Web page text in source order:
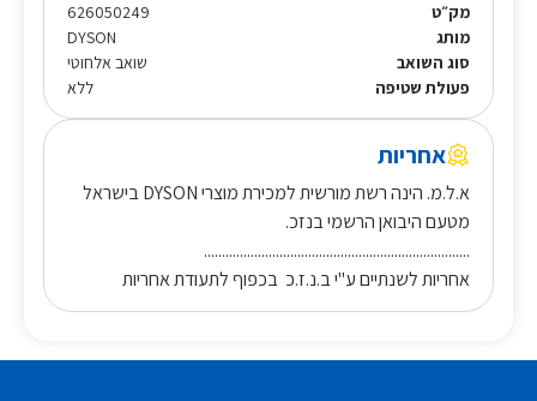
מק״ט
626050249
מותג
DYSON
סוג השואב
שואב אלחוטי
פעולת שטיפה
ללא
אחריות
א.ל.מ. הינה רשת מורשית למכירת מוצרי DYSON בישראל
מטעם היבואן הרשמי בנזכ.
..........................................................................
אחריות לשנתיים ע"י ב.נ.ז.כ בכפוף לתעודת אחריות